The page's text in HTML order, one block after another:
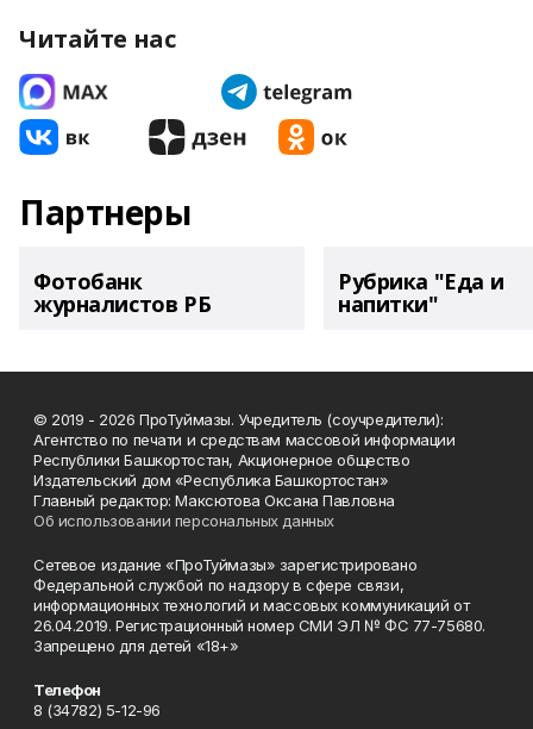
Читайте нас
Партнеры
Фотобанк
журналистов РБ
Рубрика "Еда и
напитки"
© 2019 - 2026 ПроТуймазы. Учредитель (соучредители):
Агентство по печати и средствам массовой информации
Республики Башкортостан, Акционерное общество
Издательский дом «Республика Башкортостан»
Главный редактор: Максютова Оксана Павловна
Об использовании персональных данных
Сетевое издание «ПроТуймазы» зарегистрировано
Федеральной службой по надзору в сфере связи,
информационных технологий и массовых коммуникаций от
26.04.2019. Регистрационный номер СМИ ЭЛ № ФС 77-75680.
Запрещено для детей «18+»
Телефон
8 (34782) 5-12-96